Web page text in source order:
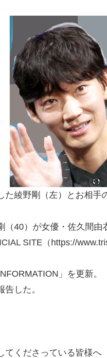
た綾野剛（左）とお相手
40）が女優・佐久間由
SITE（https://
」を更新。
した。
てくださっている皆様へ